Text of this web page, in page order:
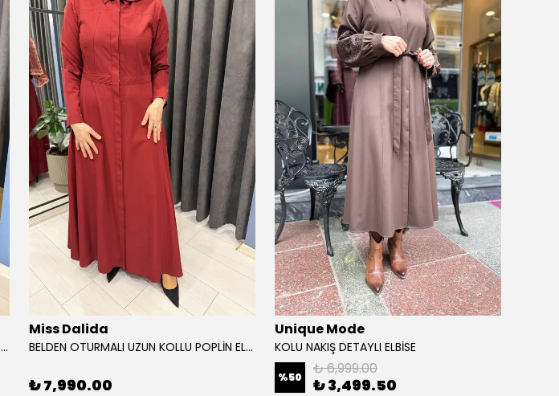
DÜĞME DETAYLI KUŞAKLI GÖMLEK YAKA ELBİSE
Miss Dalida
BELDEN OTURMALI UZUN KOLLU POPLİN ELBİSE
₺ 7,990.00
Unique Mode
KOLU NAKIŞ DETAYLI ELBİSE
%50 ₺ 6,999.00
₺ 3,499.50